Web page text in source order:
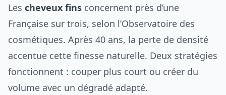
Les cheveux fins concernent près d’une
Française sur trois, selon l’Observatoire des
cosmétiques. Après 40 ans, la perte de densité
accentue cette finesse naturelle. Deux stratégies
fonctionnent : couper plus court ou créer du
volume avec un dégradé adapté.